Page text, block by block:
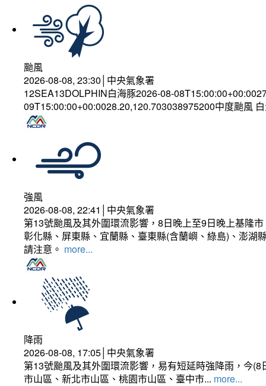
颱風
2026-08-08, 23:30│中央氣象署
12SEA13DOLPHIN白海豚2026-08-
09T15:00:00+00:0028.20,120.703038975200中度颱風
強風
2026-08-08, 22:41│中央氣象署
第13號颱風及其外圍環流影響，8日晚上至9日晚上基隆
彰化縣、屏東縣、宜蘭縣、臺東縣(含蘭嶼、綠島)、澎湖
請注意。 more...
降雨
2026-08-08, 17:05│中央氣象署
第13號颱風及其外圍環流影響，易有短延時強降雨，今
市山區、新北市山區、桃園市山區、臺中市... more...